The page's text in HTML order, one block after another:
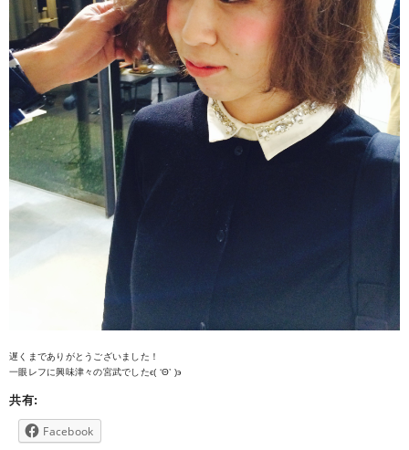
遅くまでありがとうございました！
一眼レフに興味津々の宮武でしたϵ( ‘Θ’ )϶
共有:
Facebook